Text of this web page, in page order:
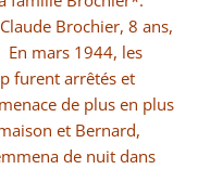
Brochier, 8 ans,
mars 1944, les
furent arrêtés et
de plus en plus
et Bernard,
de nuit dans